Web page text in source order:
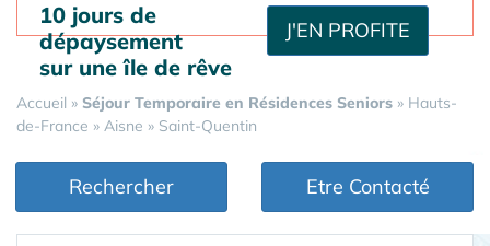
J'EN PROFITE
10 jours de
dépaysement
sur une île de rêve
Accueil » Séjour Temporaire en Résidences Seniors » Hauts-
de-France » Aisne » Saint-Quentin
Rechercher Etre Contacté